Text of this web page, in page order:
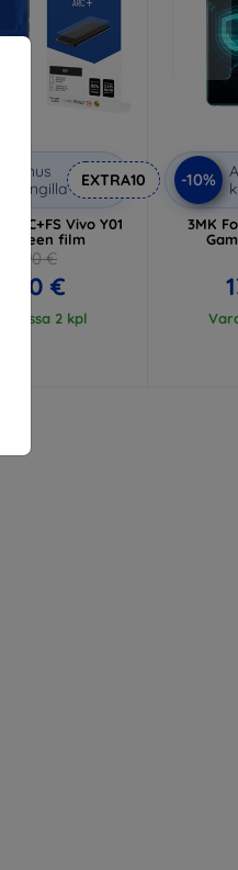
Alennus
kupongilla
EXTRA10
ARC+FS Vivo Y01
Screen film
14,90 €
8,90 €
2 kpl
-10%
3MK